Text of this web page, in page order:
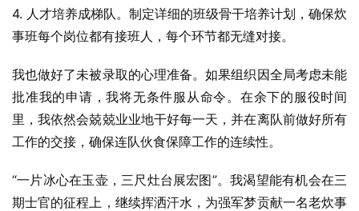
4. 人才培养成梯队。制定详细的班级骨干培养计划，确保炊
事班每个岗位都有接班人，每个环节都无缝对接。
我也做好了未被录取的心理准备。如果组织因全局考虑未能
批准我的申请，我将无条件服从命令。在余下的服役时间
里，我依然会兢兢业业地干好每一天，并在离队前做好所有
工作的交接，确保连队伙食保障工作的连续性。
“一片冰心在玉壶，三尺灶台展宏图”。我渴望能有机会在三
期士官的征程上，继续挥洒汗水，为强军梦贡献一名老炊事